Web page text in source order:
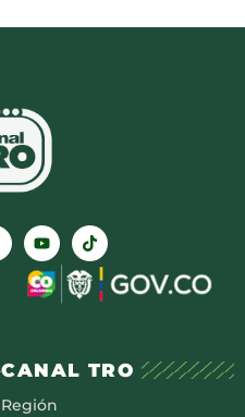
CANAL TRO
Región